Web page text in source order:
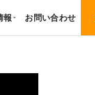
報 › お問い合わせ